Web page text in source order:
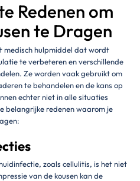
Redenen om
te Dragen
medisch hulpmiddel dat wordt
te verbeteren en verschillende
Ze worden vaak gebruikt om
te behandelen en de kans op
echter niet in alle situaties
belangrijke redenen waarom je
zoals cellulitis, is het niet
van de kousen kan de